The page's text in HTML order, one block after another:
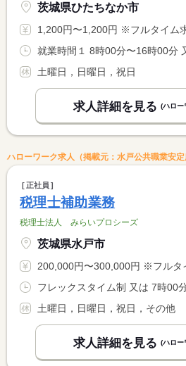
茨城県ひたちなか市
1,200円〜1,200円 ※フルタイム求人の場合は月額（換算額）、パ
土曜日，日曜日，祝日
求人詳細を見る (ハロー
ハローワーク求人（掲載元：水戸公共職業安定
正社員
税理士補助業務
税理士法人 みらいプロシーズ
茨城県水戸市
200,000円〜300,000円 ※フルタイム求人の場合は月額（換算額）、パ
土曜日，日曜日，祝日，その他
求人詳細を見る (ハロー